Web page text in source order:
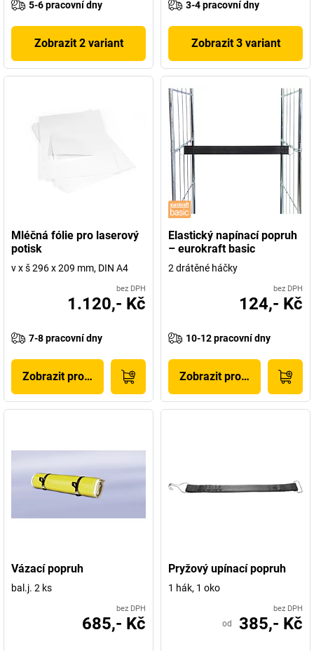
5-6 pracovní dny
Zobrazit 2 variant
3-4 pracovní dny
Zobrazit 3 variant
Mléčná fólie pro laserový
potisk
v x š 296 x 209 mm, DIN A4
bez DPH
1.120,- Kč
7-8 pracovní dny
Zobrazit produkt
Elastický napínací popruh
– eurokraft basic
2 drátěné háčky
bez DPH
124,- Kč
10-12 pracovní dny
Zobrazit produkt
Vázací popruh
bal.j. 2 ks
bez DPH
685,- Kč
Pryžový upínací popruh
1 hák, 1 oko
bez DPH
od 385,- Kč